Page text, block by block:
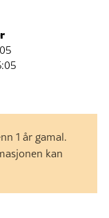
1 år gamal.
kan